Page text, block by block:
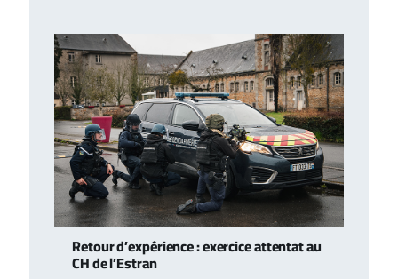
Retour d’expérience : exercice attentat au
CH de l’Estran